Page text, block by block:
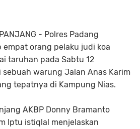
- Polres Padang
empat orang pelaku judi koa
taruhan pada Sabtu 12
sebuah warung Jalan Anas Karim
tepatnya di Kampung Nias.
AKBP Donny Bramanto
Iptu istiqlal menjelaskan